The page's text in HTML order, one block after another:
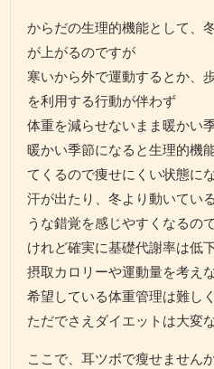
からだの生理的機能として、
が上がるのですが
寒いから外で運動するとか、
を利用する行動が伴わず
体重を減らせないまま暖かい
暖かい季節になると生理的機
てくるので痩せにくい状態に
汗が出たり、冬より動いてい
うな錯覚を感じやすくなるので
けれど確実に基礎代謝率は低
摂取カロリーや運動量を考え
希望している体重管理は難し
ただでさえダイエットは大変
ここで、耳ツボで瘦せません